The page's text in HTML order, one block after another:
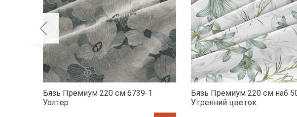
Бязь Премиум 220 см 6739-1
Уолтер
Бязь Премиум 220 см наб
Утренний цветок